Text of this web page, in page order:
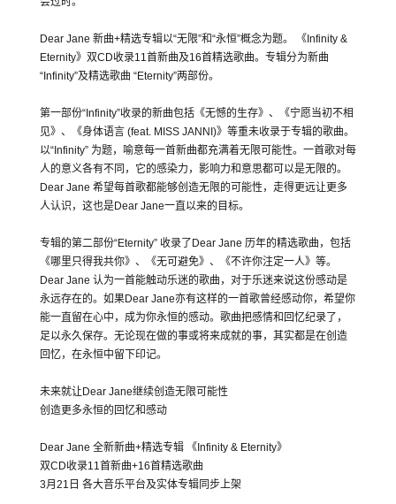
Dear Jane 新曲+精选专辑以“无限”和“永恒”概念为题。 《Infinity &
Eternity》双CD收录11首新曲及16首精选歌曲。专辑分为新曲
“Infinity”及精选歌曲 “Eternity”两部份。
第一部份“Infinity”收录的新曲包括《无憾的生存》、《宁愿当初不相
见》、《身体语言 (feat. MISS JANNI)》等重未收录于专辑的歌曲。
以“Infinity” 为题，喻意每一首新曲都充满着无限可能性。一首歌对每
人的意义各有不同，它的感染力，影响力和意思都可以是无限的。
Dear Jane 希望每首歌都能够创造无限的可能性，走得更远让更多
人认识，这也是Dear Jane一直以来的目标。
专辑的第二部份“Eternity” 收录了Dear Jane 历年的精选歌曲，包括
《哪里只得我共你》、《无可避免》、《不许你注定一人》等。
Dear Jane 认为一首能触动乐迷的歌曲，对于乐迷来说这份感动是
永远存在的。如果Dear Jane亦有这样的一首歌曾经感动你，希望你
能一直留在心中，成为你永恒的感动。歌曲把感情和回忆纪录了，
足以永久保存。无论现在做的事或将来成就的事，其实都是在创造
回忆，在永恒中留下印记。
未来就让Dear Jane继续创造无限可能性
创造更多永恒的回忆和感动
Dear Jane 全新新曲+精选专辑 《Infinity & Eternity》
双CD收录11首新曲+16首精选歌曲
3月21日 各大音乐平台及实体专辑同步上架